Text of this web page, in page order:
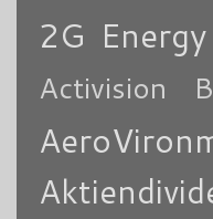
2G Energy
Activision